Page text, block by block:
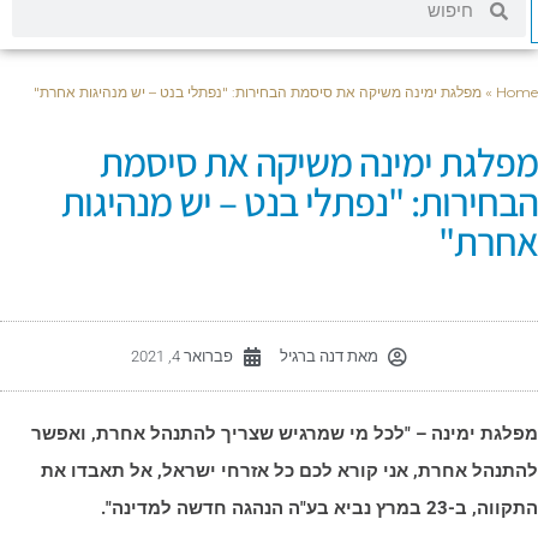
»מפלגת ימינה משיקה את סיסמת הבחירות: "נפתלי בנט – יש מנהיגות אחרת"
ימינה משיקה את סיסמת
"נפתלי בנט – יש מנהיגות
מאתדנה ברגיל פברואר 4, 2021
ימינה – "לכל מי שמרגיש שצריך להתנהל אחרת, ואפשר
אחרת, אני קורא לכם כל אזרחי ישראל, אל תאבדו את
ב-23 במרץ נביא בע"ה הנהגה חדשה למדינה".